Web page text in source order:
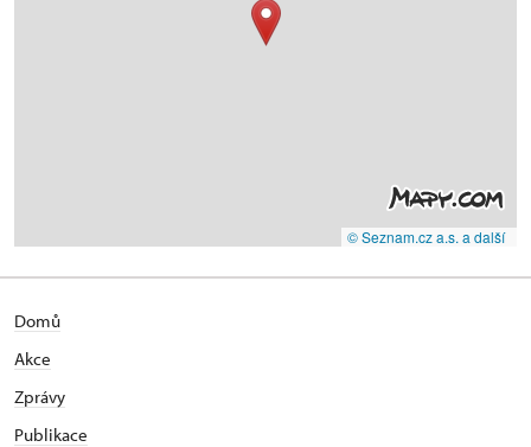
© Seznam.cz a.s. a další
Domů
Akce
Zprávy
Publikace